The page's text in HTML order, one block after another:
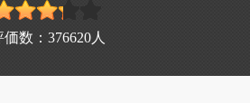
価数： 376620 人